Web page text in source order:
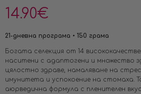
14.90€
21-дневна програма • 150 грама
Богата селекция от 14
наситени с адаптогени и множество
цялостно здраве, намаляване на
имунитета и успокоение на стомаха.
аюрведична формула с пленителен